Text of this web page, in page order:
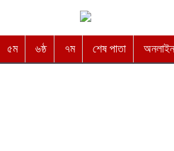
৫ম ৬ষ্ঠ ৭ম শেষ পাতা অনলাইন